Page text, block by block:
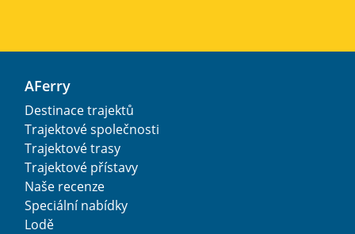
AFerry
Destinace trajektů
Trajektové společnosti
Trajektové trasy
Trajektové přístavy
Naše recenze
Speciální nabídky
Lodě